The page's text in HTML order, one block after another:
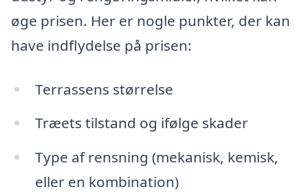
øge prisen. Her er nogle punkter, der kan
have indflydelse på prisen:
Terrassens størrelse
Træets tilstand og ifølge skader
Type af rensning (mekanisk, kemisk,
eller en kombination)